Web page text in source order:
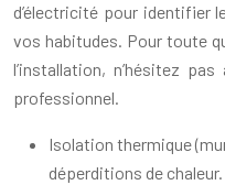
d’électricité pour identifier
vos habitudes. Pour toute
l’installation, n’hésitez
professionnel.
Isolation thermique
déperditions de chaleur.